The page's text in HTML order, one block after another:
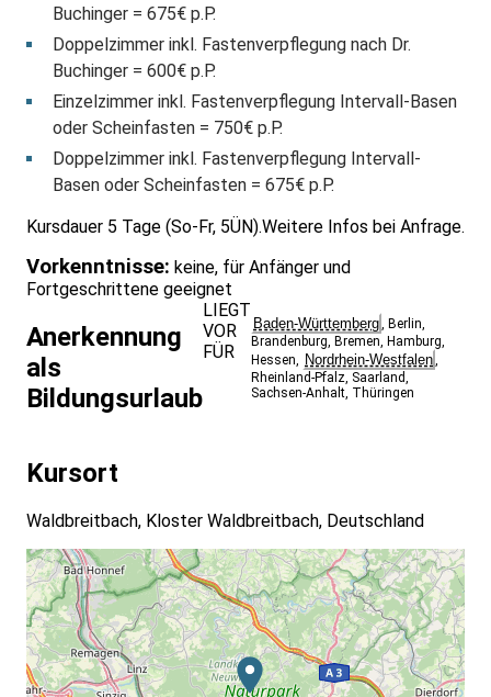
Buchinger = 675€ p.P.
Doppelzimmer inkl. Fastenverpflegung nach Dr.
Buchinger = 600€ p.P.
Einzelzimmer inkl. Fastenverpflegung Intervall-Basen
oder Scheinfasten = 750€ p.P.
Doppelzimmer inkl. Fastenverpflegung Intervall-
Basen oder Scheinfasten = 675€ p.P.
Kursdauer 5 Tage (So-Fr, 5ÜN).Weitere Infos bei Anfrage.
Vorkenntnisse: keine, für Anfänger und
Fortgeschrittene geeignet
Anerkennung
als
Bildungsurlaub
LIEGT
VOR
FÜR
Baden-Württemberg, Berlin,
Brandenburg, Bremen, Hamburg,
Hessen, Nordrhein-Westfalen,
Rheinland-Pfalz, Saarland,
Sachsen-Anhalt, Thüringen
Kursort
Waldbreitbach, Kloster Waldbreitbach, Deutschland